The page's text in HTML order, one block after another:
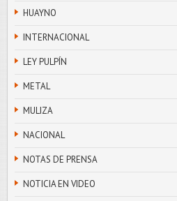
HUAYNO
INTERNACIONAL
LEY PULPÍN
METAL
MULIZA
NACIONAL
NOTAS DE PRENSA
NOTICIA EN VIDEO